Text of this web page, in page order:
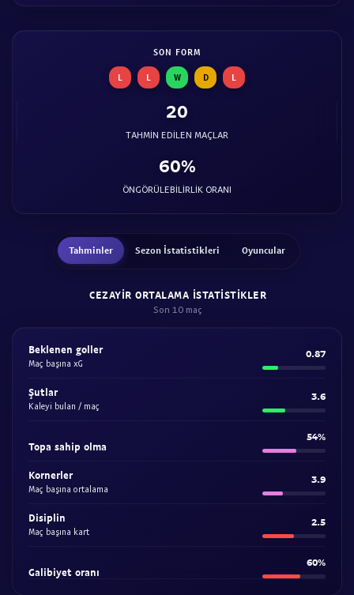
SON FORM
L L W D L
20
TAHMIN EDILEN MAÇLAR
60%
ÖNGÖRÜLEBILIRLIK ORANI
Tahminler Sezon İstatistikleri Oyuncular
CEZAYIR ORTALAMA ISTATISTIKLER
Son 10 maç
Beklenen goller
Maç başına xG
0.87
Şutlar
Kaleyi bulan / maç
3.6
Topa sahip olma
54%
Kornerler
Maç başına ortalama
3.9
Disiplin
Maç başına kart
2.5
Galibiyet oranı
60%